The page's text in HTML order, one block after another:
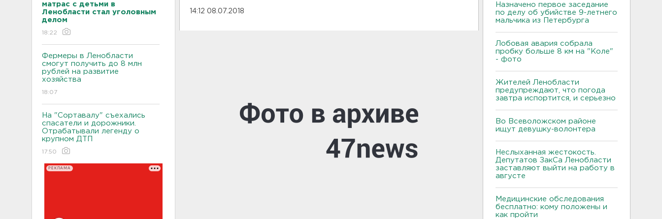
матрас с детьми в
Ленобласти стал уголовным
делом
18:22
Фермеры в Ленобласти
смогут получить до 8 млн
рублей на развитие
хозяйства
18:07
На "Сортавалу" съехались
спасатели и дорожники.
Отрабатывали легенду о
крупном ДТП
17:50
РЕКЛАМА
14:12 08.07.2018
Назначено первое заседание
по делу об убийстве 9-летнего
мальчика из Петербурга
Лобовая авария собрала
пробку больше 8 км на "Коле"
- фото
Жителей Ленобласти
предупреждают, что погода
завтра испортится, и серьезно
Во Всеволожском районе
ищут девушку-волонтера
Неслыханная жестокость.
Депутатов ЗакСа Ленобласти
заставляют выйти на работу в
августе
Медицинские обследования
бесплатно: кому положены и
как пройти